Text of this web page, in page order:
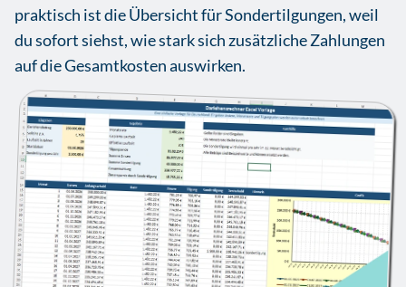
praktisch ist die Übersicht für Sondertilgungen, weil
du sofort siehst, wie stark sich zusätzliche Zahlungen
auf die Gesamtkosten auswirken.